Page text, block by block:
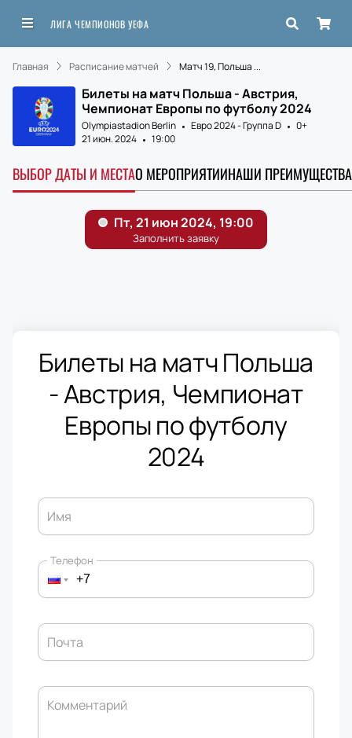
ЛИГА ЧЕМПИОНОВ УЕФА
Главная Расписание матчей Матч 19, Польша ...
Билеты на матч Польша - Австрия,
Чемпионат Европы по футболу 2024
Olympiastadion Berlin Евро 2024 - Группа D
0+
21 июн. 2024
19:00
ВЫБОР ДАТЫ И МЕСТАО МЕРОПРИЯТИИНАШИ ПРЕИМУЩЕСТВА
Билеты на матч Польша
- Австрия, Чемпионат
Европы по футболу
2024
Имя
Телефон
Почта
Комментарий